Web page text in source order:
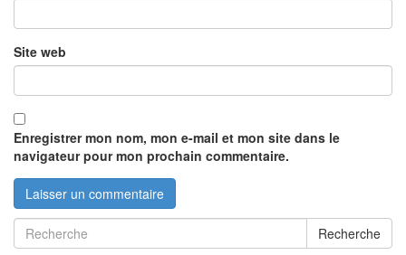
Site web
Enregistrer mon nom, mon e-mail et mon site dans le
navigateur pour mon prochain commentaire.
Recherche